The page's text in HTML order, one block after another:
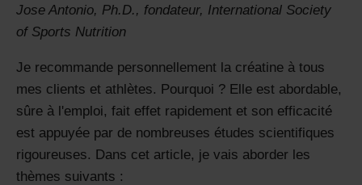
Jose Antonio, Ph.D., fondateur, International Society
of Sports Nutrition
Je recommande personnellement la créatine à tous
mes clients et athlètes. Pourquoi ? Elle est abordable,
sûre à l'emploi, fait effet rapidement et son efficacité
est appuyée par de nombreuses études scientifiques
rigoureuses. Dans cet article, je vais aborder les
thèmes suivants :